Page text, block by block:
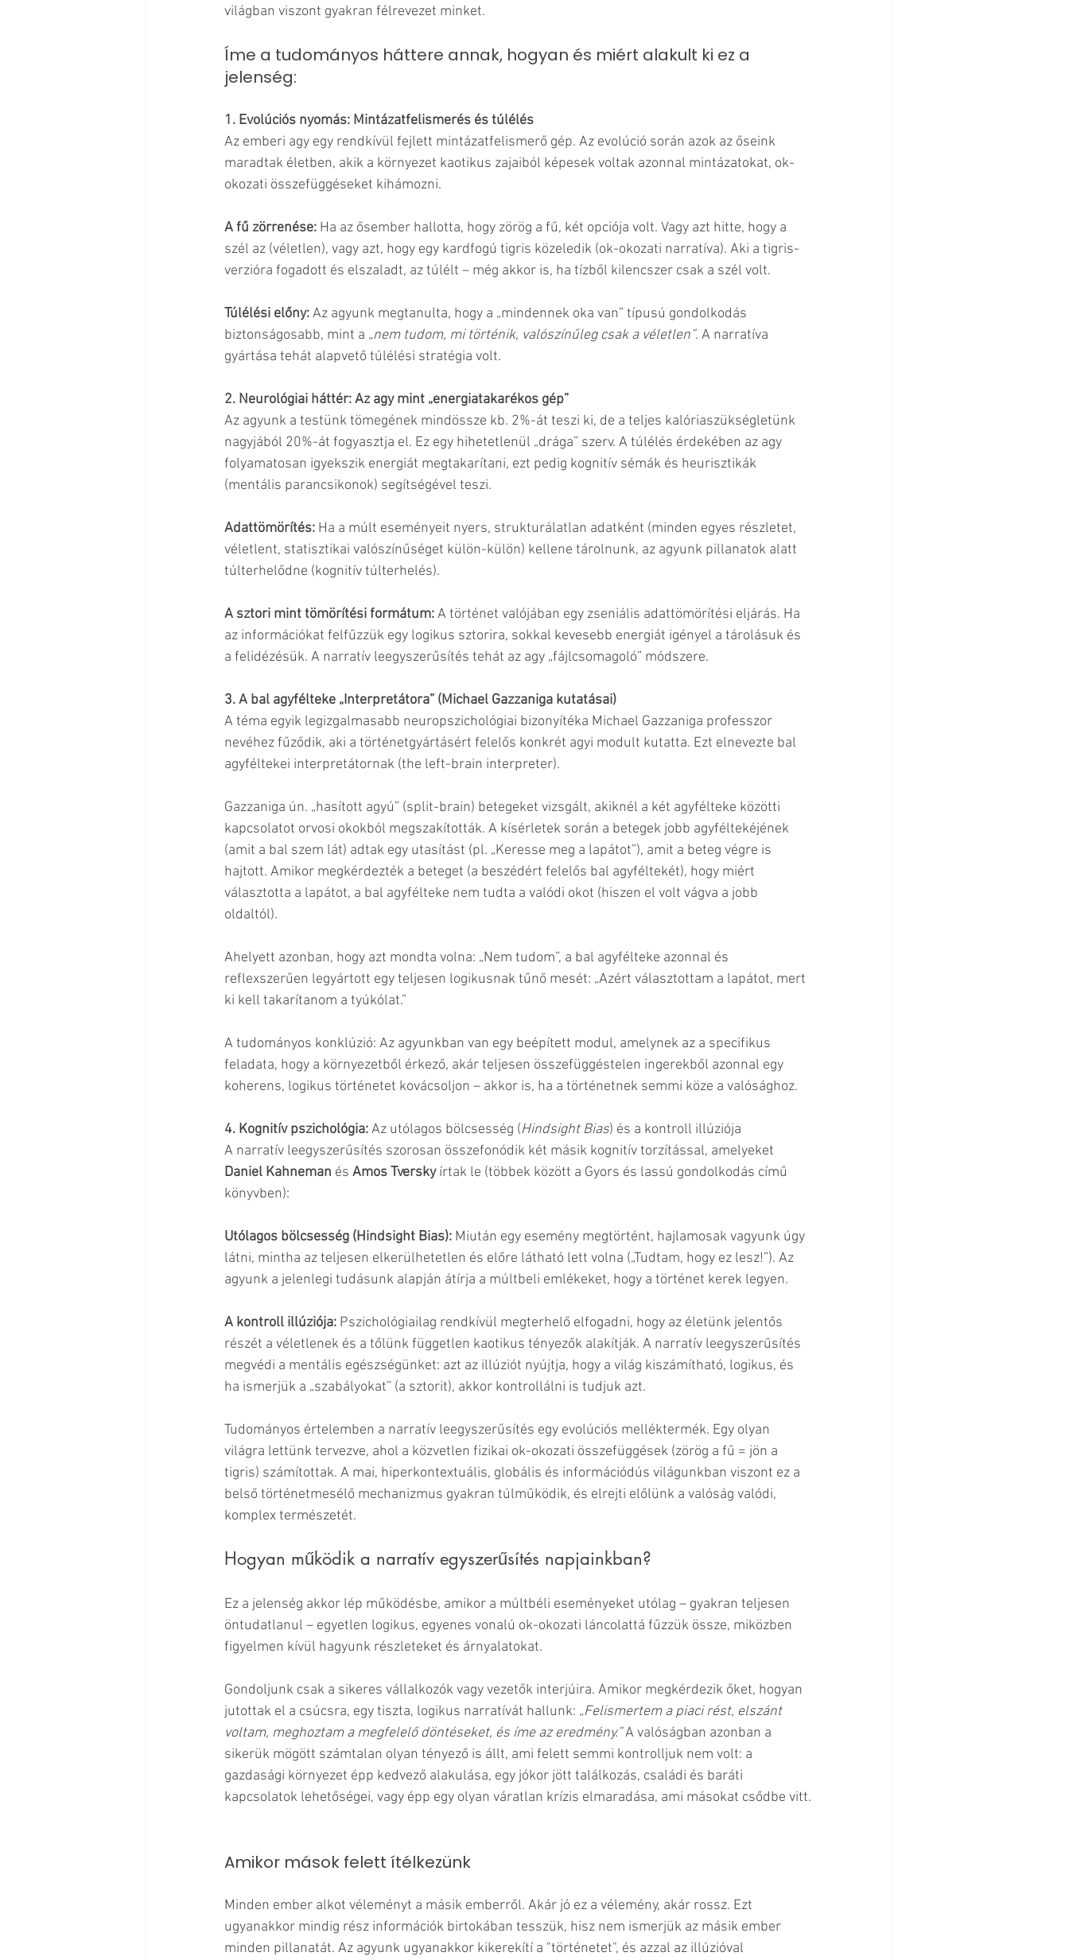
világban viszont gyakran félrevezet minket.
Íme a tudományos háttere annak, hogyan és miért alakult ki ez a
jelenség:
1. Evolúciós nyomás: Mintázatfelismerés és túlélés
Az emberi agy egy rendkívül fejlett mintázatfelismerő gép. Az evolúció során azok az őseink
maradtak életben, akik a környezet kaotikus zajaiból képesek voltak azonnal mintázatokat, ok-
okozati összefüggéseket kihámozni.
A fű zörrenése: Ha az ősember hallotta, hogy zörög a fű, két opciója volt. Vagy azt hitte, hogy a
szél az (véletlen), vagy azt, hogy egy kardfogú tigris közeledik (ok-okozati narratíva). Aki a tigris-
verzióra fogadott és elszaladt, az túlélt – még akkor is, ha tízből kilencszer csak a szél volt.
Túlélési előny: Az agyunk megtanulta, hogy a „mindennek oka van” típusú gondolkodás
biztonságosabb, mint a „nem tudom, mi történik, valószínűleg csak a véletlen”. A narratíva
gyártása tehát alapvető túlélési stratégia volt.
2. Neurológiai háttér: Az agy mint „energiatakarékos gép”
Az agyunk a testünk tömegének mindössze kb. 2%-át teszi ki, de a teljes kalóriaszükségletünk
nagyjából 20%-át fogyasztja el. Ez egy hihetetlenül „drága” szerv. A túlélés érdekében az agy
folyamatosan igyekszik energiát megtakarítani, ezt pedig kognitív sémák és heurisztikák
(mentális parancsikonok) segítségével teszi.
Adattömörítés: Ha a múlt eseményeit nyers, strukturálatlan adatként (minden egyes részletet,
véletlent, statisztikai valószínűséget külön-külön) kellene tárolnunk, az agyunk pillanatok alatt
túlterhelődne (kognitív túlterhelés).
A sztori mint tömörítési formátum: A történet valójában egy zseniális adattömörítési eljárás. Ha
az információkat felfűzzük egy logikus sztorira, sokkal kevesebb energiát igényel a tárolásuk és
a felidézésük. A narratív leegyszerűsítés tehát az agy „fájlcsomagoló” módszere.
3. A bal agyfélteke „Interpretátora” (Michael Gazzaniga kutatásai)
A téma egyik legizgalmasabb neuropszichológiai bizonyítéka Michael Gazzaniga professzor
nevéhez fűződik, aki a történetgyártásért felelős konkrét agyi modult kutatta. Ezt elnevezte bal
agyféltekei interpretátornak (the left-brain interpreter).
Gazzaniga ún. „hasított agyú” (split-brain) betegeket vizsgált, akiknél a két agyfélteke közötti
kapcsolatot orvosi okokból megszakították. A kísérletek során a betegek jobb agyféltekéjének
(amit a bal szem lát) adtak egy utasítást (pl. „Keresse meg a lapátot”), amit a beteg végre is
hajtott. Amikor megkérdezték a beteget (a beszédért felelős bal agyféltekét), hogy miért
választotta a lapátot, a bal agyfélteke nem tudta a valódi okot (hiszen el volt vágva a jobb
oldaltól).
Ahelyett azonban, hogy azt mondta volna: „Nem tudom”, a bal agyfélteke azonnal és
reflexszerűen legyártott egy teljesen logikusnak tűnő mesét: „Azért választottam a lapátot, mert
ki kell takarítanom a tyúkólat.”
A tudományos konklúzió: Az agyunkban van egy beépített modul, amelynek az a specifikus
feladata, hogy a környezetből érkező, akár teljesen összefüggéstelen ingerekből azonnal egy
koherens, logikus történetet kovácsoljon – akkor is, ha a történetnek semmi köze a valósághoz.
4. Kognitív pszichológia: Az utólagos bölcsesség (Hindsight Bias) és a kontroll illúziója
A narratív leegyszerűsítés szorosan összefonódik két másik kognitív torzítással, amelyeket
Daniel Kahneman és Amos Tversky írtak le (többek között a Gyors és lassú gondolkodás című
könyvben):
Utólagos bölcsesség (Hindsight Bias): Miután egy esemény megtörtént, hajlamosak vagyunk úgy
látni, mintha az teljesen elkerülhetetlen és előre látható lett volna („Tudtam, hogy ez lesz!”). Az
agyunk a jelenlegi tudásunk alapján átírja a múltbeli emlékeket, hogy a történet kerek legyen.
A kontroll illúziója: Pszichológiailag rendkívül megterhelő elfogadni, hogy az életünk jelentős
részét a véletlenek és a tőlünk független kaotikus tényezők alakítják. A narratív leegyszerűsítés
megvédi a mentális egészségünket: azt az illúziót nyújtja, hogy a világ kiszámítható, logikus, és
ha ismerjük a „szabályokat” (a sztorit), akkor kontrollálni is tudjuk azt.
Tudományos értelemben a narratív leegyszerűsítés egy evolúciós melléktermék. Egy olyan
világra lettünk tervezve, ahol a közvetlen fizikai ok-okozati összefüggések (zörög a fű = jön a
tigris) számítottak. A mai, hiperkontextuális, globális és információdús világunkban viszont ez a
belső történetmesélő mechanizmus gyakran túlműködik, és elrejti előlünk a valóság valódi,
komplex természetét.
Hogyan működik a narratív egyszerűsítés napjainkban?
Ez a jelenség akkor lép működésbe, amikor a múltbéli eseményeket utólag – gyakran teljesen
öntudatlanul – egyetlen logikus, egyenes vonalú ok-okozati láncolattá fűzzük össze, miközben
figyelmen kívül hagyunk részleteket és árnyalatokat.
Gondoljunk csak a sikeres vállalkozók vagy vezetők interjúira. Amikor megkérdezik őket, hogyan
jutottak el a csúcsra, egy tiszta, logikus narratívát hallunk: „Felismertem a piaci rést, elszánt
voltam, meghoztam a megfelelő döntéseket, és íme az eredmény.” A valóságban azonban a
sikerük mögött számtalan olyan tényező is állt, ami felett semmi kontrolljuk nem volt: a
gazdasági környezet épp kedvező alakulása, egy jókor jött találkozás, családi és baráti
kapcsolatok lehetőségei, vagy épp egy olyan váratlan krízis elmaradása, ami másokat csődbe vitt.
Amikor mások felett ítélkezünk
Minden ember alkot véleményt a másik emberről. Akár jó ez a vélemény, akár rossz. Ezt
ugyanakkor mindig rész információk birtokában tesszük, hisz nem ismerjük az másik ember
minden pillanatát. Az agyunk ugyanakkor kikerekítí a "történetet", és azzal az illúzióval